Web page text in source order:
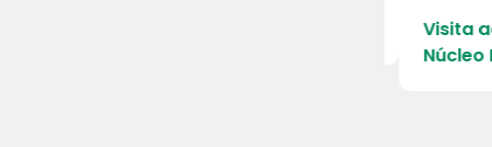
Visita
Núcleo